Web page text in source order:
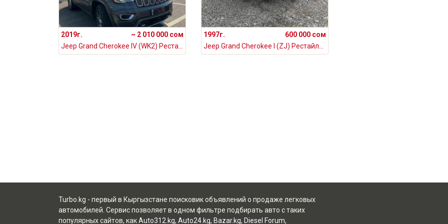
2019г.
~ 2 010 000 сом
1997г.
600 000 сом
Turbo.kg - первый в Кыргызстане поисковик объявлений о продаже легковых
автомобилей. Сервис позволяет в одном фильтре подбирать авто с таких
популярных сайтов, какAuto312.kg, Auto24.kg, Bazar.kg, Diesel Forum,